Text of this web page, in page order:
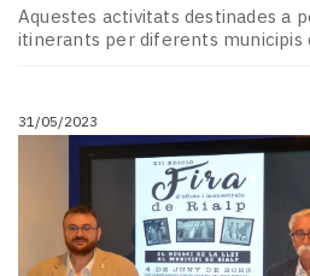
Aquestes activitats destinades a
itinerants per diferents municipis
31/05/2023